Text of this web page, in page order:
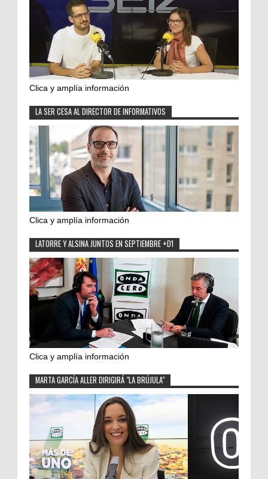
Clica y amplía información
LA SER CESA AL DIRECTOR DE INFORMATIVOS
Clica y amplía información
LATORRE Y ALSINA JUNTOS EN SEPTIEMBRE +D1
Clica y amplía información
MARTA GARCÍA ALLER DIRIGIRÁ "LA BRÚJULA"